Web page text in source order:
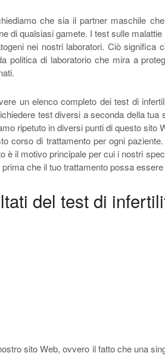
che sia il partner maschile
di qualsiasi gamete. I test sulle
nei nostri laboratori. Ciò
politica di laboratorio che mira a
un elenco completo dei test di
test diversi a seconda della
ripetuto in diversi punti di questo
corso di trattamento per ogni
è il motivo principale per cui i nostri
che il tuo trattamento possa
del test di
sito Web, ovvero il fatto che una